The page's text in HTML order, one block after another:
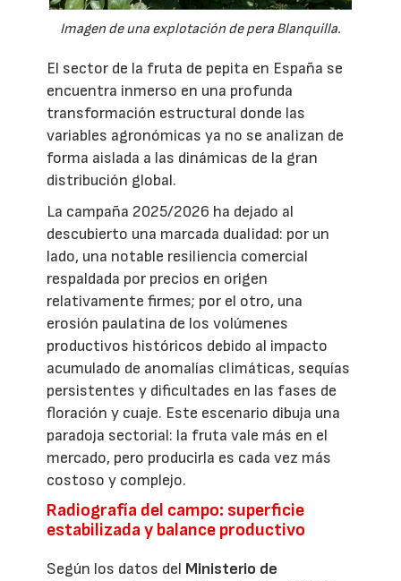
Imagen de una explotación de pera Blanquilla.
El sector de la fruta de pepita en España se
encuentra inmerso en una profunda
transformación estructural donde las
variables agronómicas ya no se analizan de
forma aislada a las dinámicas de la gran
distribución global.
La campaña 2025/2026 ha dejado al
descubierto una marcada dualidad: por un
lado, una notable resiliencia comercial
respaldada por precios en origen
relativamente firmes; por el otro, una
erosión paulatina de los volúmenes
productivos históricos debido al impacto
acumulado de anomalías climáticas, sequías
persistentes y dificultades en las fases de
floración y cuaje. Este escenario dibuja una
paradoja sectorial: la fruta vale más en el
mercado, pero producirla es cada vez más
costoso y complejo.
Radiografía del campo: superficie
estabilizada y balance productivo
Según los datos del Ministerio de